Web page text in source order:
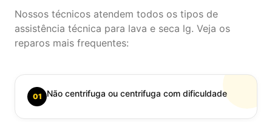
Nossos técnicos atendem todos os tipos de
assistência técnica para lava e seca lg. Veja os
reparos mais frequentes:
01 Não centrifuga ou centrifuga com dificuldade